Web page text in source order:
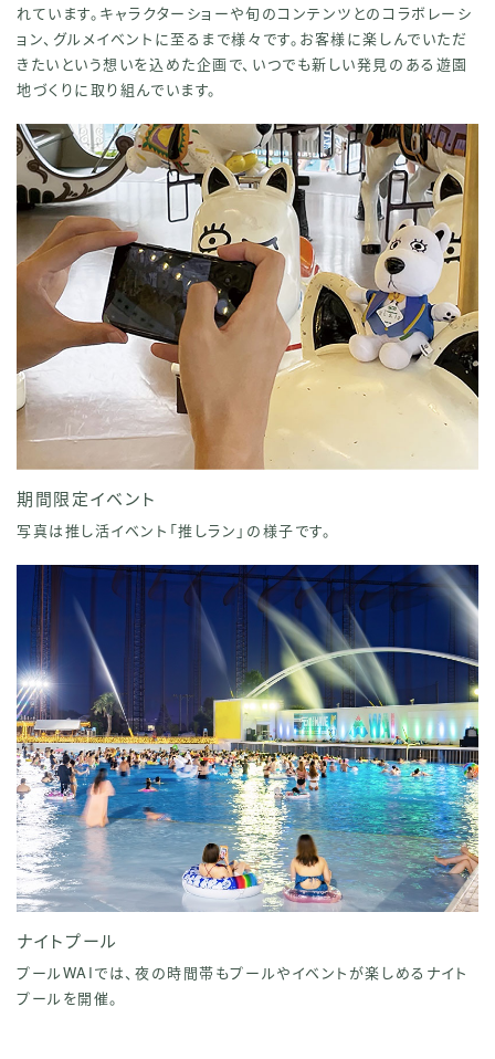
れています。キャラクターショーや旬のコンテンツとのコラボレーシ
ョン、グルメイベントに至るまで様々です。お客様に楽しんでいただ
きたいという想いを込めた企画で、いつでも新しい発見のある遊園
地づくりに取り組んでいます。
期間限定イベント
写真は推し活イベント「推しラン」の様子です。
ナイトプール
プールWAIでは、夜の時間帯もプールやイベントが楽しめるナイト
プールを開催。